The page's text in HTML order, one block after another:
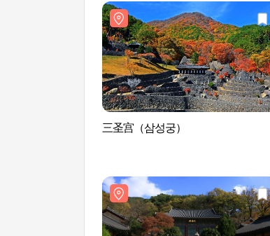
三圣宫（삼성궁）